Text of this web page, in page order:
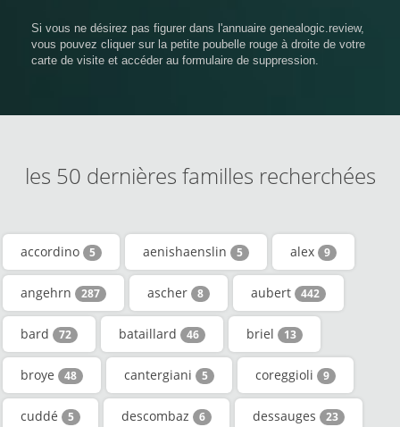
Si vous ne désirez pas figurer dans l'annuaire genealogic.review,
vous pouvez cliquer sur la petite poubelle rouge à droite de votre
carte de visite et accéder au formulaire de suppression.
les 50 dernières familles recherchées
accordino 5 aenishaenslin 5 alex 9
angehrn 287 ascher 8 aubert 442
bard 72 bataillard 46 briel 13
broye 48 cantergiani 5 coreggioli 9
cuddé 5 descombaz 6 dessauges 23